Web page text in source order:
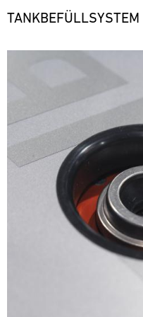
TANKBEFÜLLSYSTEM